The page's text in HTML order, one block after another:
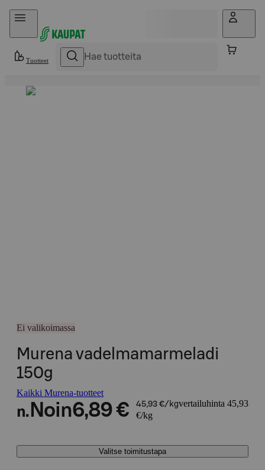
Hyppää sisältöön
Tuotteet
Ei valikoimassa
Murena vadelmamarmeladi
150g
Kaikki Murena-tuotteet
n. Noin6,89 € 45,93 €/kgvertailuhinta 45,93
€/kg
Valitse toimitustapa